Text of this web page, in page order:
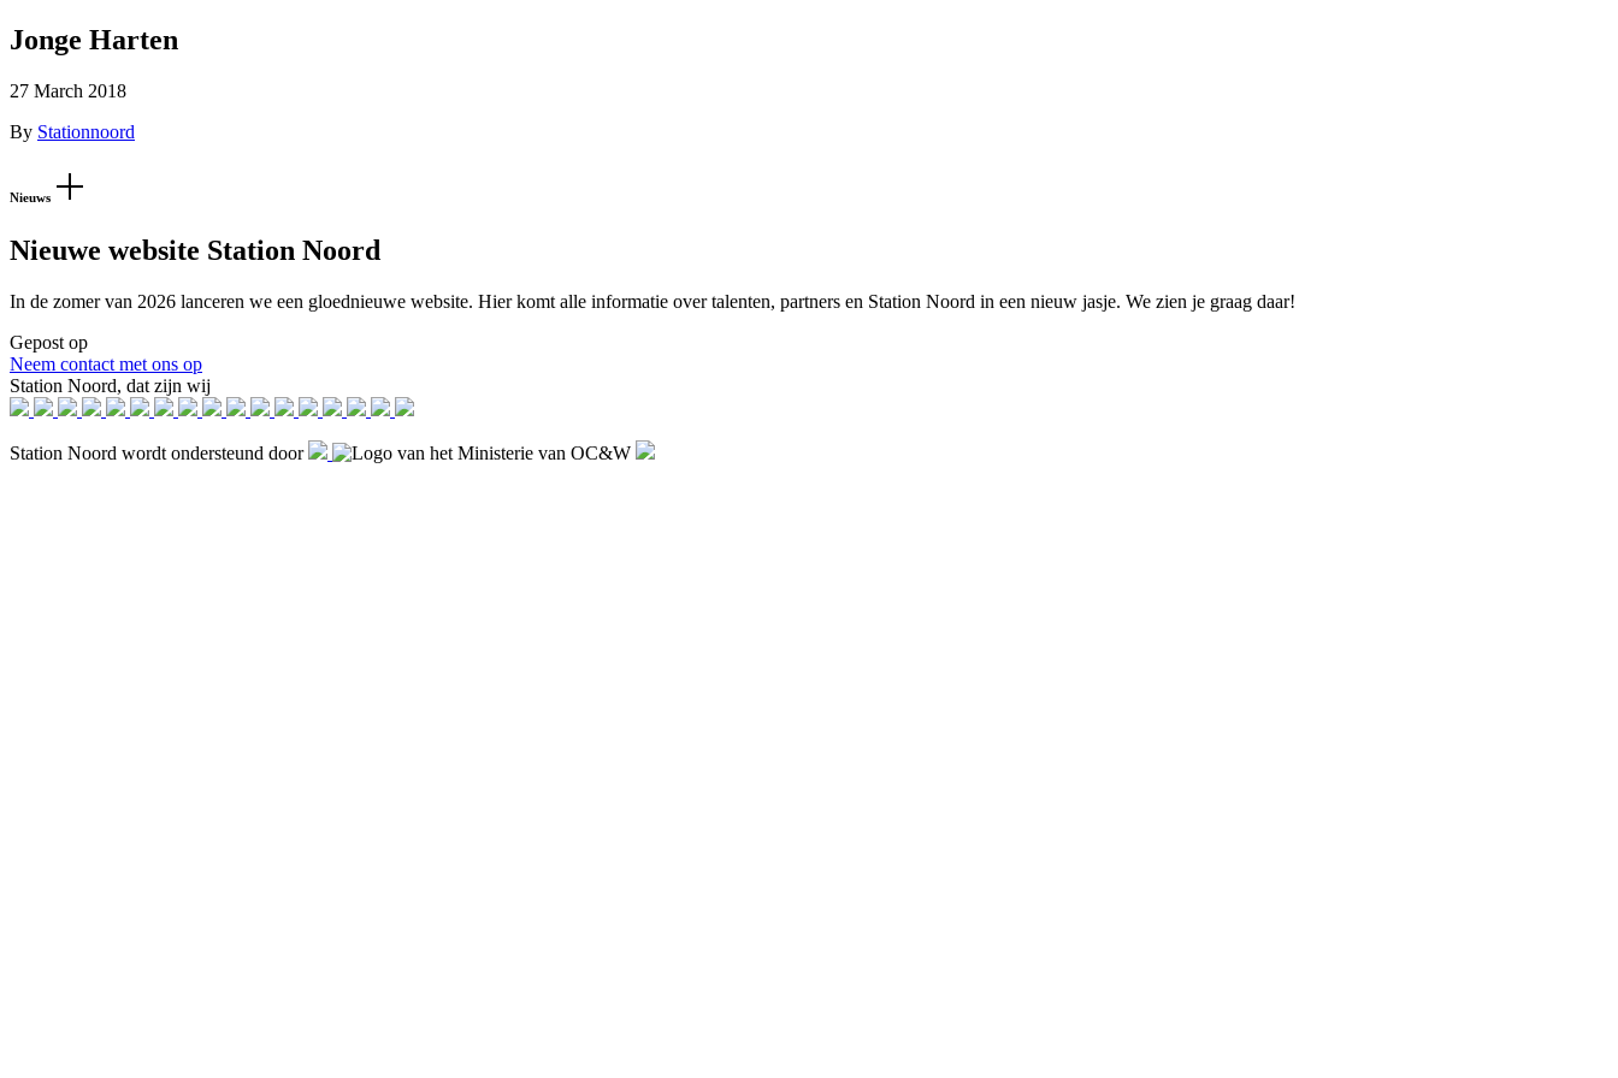
Jonge Harten
27 March 2018
By Stationnoord
Nieuws
Nieuwe website Station Noord
In de zomer van 2026 lanceren we een gloednieuwe website. Hier komt alle informatie over talenten, partners en Station Noord in een nieuw jasje. We zien je graag daar!
Gepost op
Neem contact met ons op
Station Noord, dat zijn wij
Station Noord wordt ondersteund door